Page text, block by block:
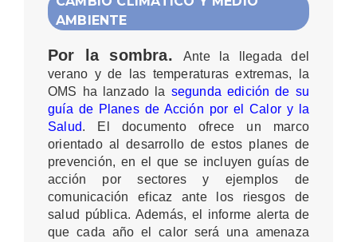
AMBIENTE
Por la sombra.Ante la llegada del
verano y de las temperaturas extremas, la
OMS ha lanzado la segunda edición de su
guía de Planes de Acción por el Calor y la
Salud. El documento ofrece un marco
orientado al desarrollo de estos planes de
prevención, en el que se incluyen guías de
acción por sectores y ejemplos de
comunicación eficaz ante los riesgos de
salud pública. Además, el informe alerta de
que cada año el calor será una amenaza